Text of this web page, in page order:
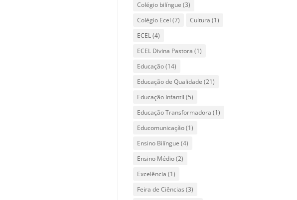
Colégio bilíngue (3)
Colégio Ecel (7) Cultura (1)
ECEL(4)
ECEL Divina Pastora (1)
Educação(14)
Educação de Qualidade (21)
Educação Infantil (5)
Educação Transformadora (1)
Educomunicação(1)
Ensino Bilíngue (4)
Ensino Médio(2)
Excelência (1)
Feira de Ciências (3)